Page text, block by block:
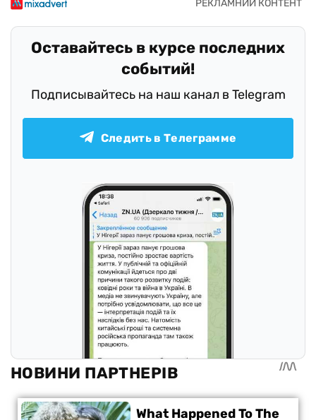
Оставайтесь в курсе последних
событий!
Подписывайтесь на наш канал в Telegram
Следить в Телеграмме